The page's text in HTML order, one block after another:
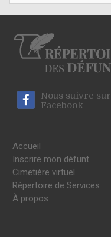
Nous suivre sur
Facebook
Accueil
Inscrire mon défunt
Cimetière virtuel
Répertoire de Services
À propos